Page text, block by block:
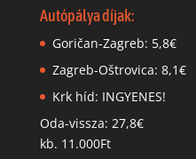
Autópálya díjak:
Goričan-Zagreb: 5,8€
Zagreb-Oštrovica: 8,1€
Krk híd: INGYENES!
Oda-vissza: 27,8€
kb. 11.000Ft